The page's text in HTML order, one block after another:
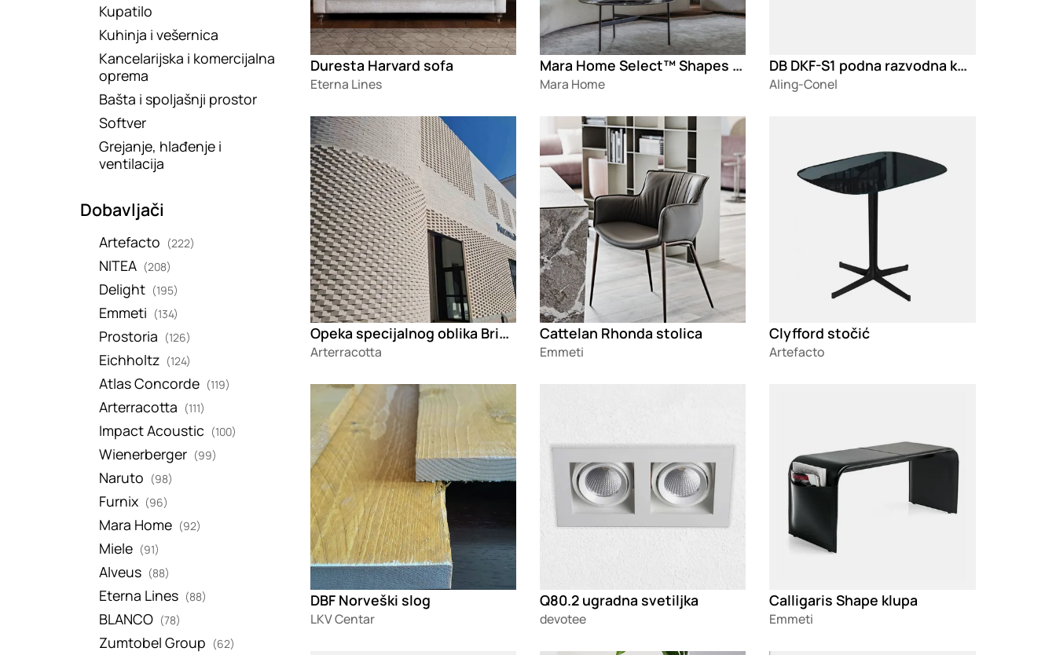
Kupatilo
Kuhinja i vešernica
Kancelarijska i komercijalna
oprema
Bašta i spoljašnji prostor
Softver
Grejanje, hlađenje i
ventilacija
Dobavljači
Artefacto (222)
NITEA (208)
Delight (195)
Emmeti (134)
Prostoria (126)
Eichholtz (124)
Atlas Concorde (119)
Arterracotta (111)
Impact Acoustic (100)
Wienerberger (99)
Naruto (98)
Furnix (96)
Mara Home (92)
Miele (91)
Alveus (88)
Eterna Lines (88)
BLANCO (78)
Zumtobel Group (62)
Duresta Harvard sofa
Eterna Lines
Mara Home Select™ Shapes of Nature
Mara Home
DB DKF-S1 podna razvodna kutija
Aling-Conel
Loading
Opeka specijalnog oblika Brick Point
Arterracotta
Loading
Cattelan Rhonda stolica
Emmeti
Clyfford stočić
Artefacto
Loading
DBF Norveški slog
LKV Centar
Q80.2 ugradna svetiljka
devotee
Calligaris Shape klupa
Emmeti